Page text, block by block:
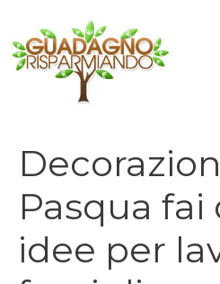
contenuto
Pasqua fai
idee per